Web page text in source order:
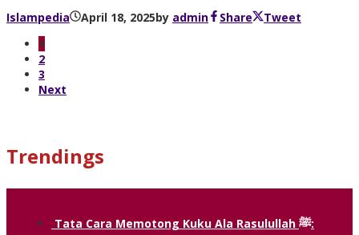
Islampedia
April 18, 2025by admin Share
Tweet
1
2
3
Next
Trendings
Tata Cara Memotong Kuku Ala Rasulullah ﷺ: